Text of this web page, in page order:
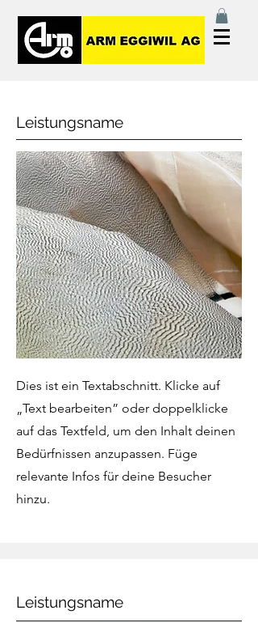
Leistungsname
Dies ist ein Textabschnitt. Klicke auf
„Text bearbeiten” oder doppelklicke
auf das Textfeld, um den Inhalt deinen
Bedürfnissen anzupassen. Füge
relevante Infos für deine Besucher
hinzu.
Leistungsname